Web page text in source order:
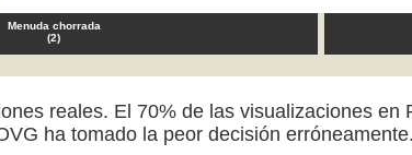
Menuda chorrada
(2)
reales. El 70% de las visualizaciones en
ha tomado la peor decisión